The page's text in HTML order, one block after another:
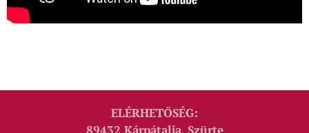
ELÉRHETŐSÉG: